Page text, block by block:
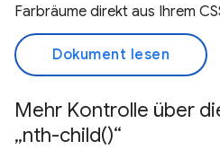
Farbräume direkt aus Ihrem
Dokument lesen
Mehr Kontrolle über
„nth-child()“